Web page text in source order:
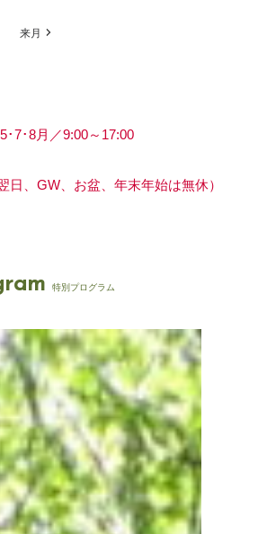
来月
･7･8月／9:00～17:00
日、GW、お盆、年末年始は無休）
特別プログラム